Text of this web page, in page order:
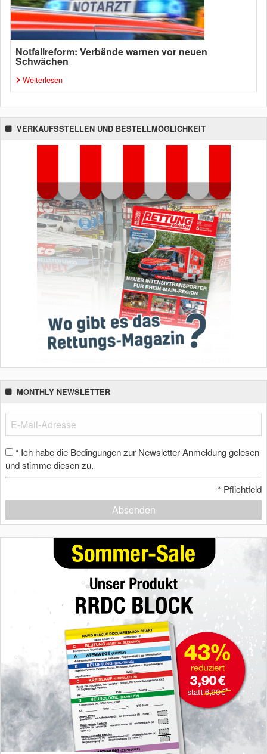
Notfallreform: Verbände warnen vor neuen
Schwächen
Weiterlesen
VERKAUFSSTELLEN UND BESTELLMÖGLICHKEIT
MONTHLY NEWSLETTER
* Ich habe die Bedingungen zur Newsletter-Anmeldung gelesen
und stimme diesen zu.
* Pflichtfeld
Absenden